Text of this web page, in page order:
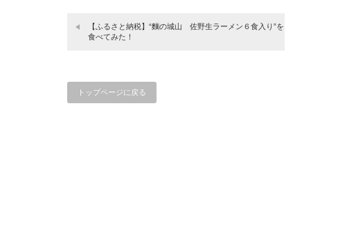
【ふるさと納税】“麵の城山 佐野生ラーメン６食入り”を
食べてみた！
トップページに戻る